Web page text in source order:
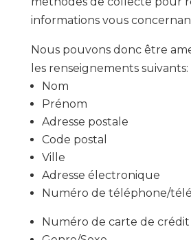
informations vous
Nous pouvons donc être
les renseignements suivants:
Nom
Prénom
Adresse postale
Code postal
Ville
Adresse électronique
Numéro de téléphone/
Numéro de carte de crédit